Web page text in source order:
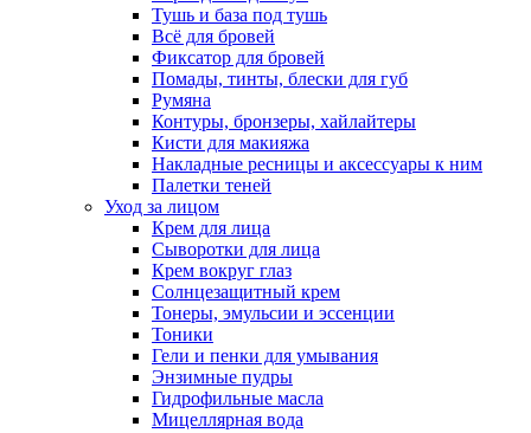
Тушь и база под тушь
Всё для бровей
Фиксатор для бровей
Помады, тинты, блески для губ
Румяна
Контуры, бронзеры, хайлайтеры
Кисти для макияжа
Накладные ресницы и аксессуары к ним
Палетки теней
Уход за лицом
Крем для лица
Сыворотки для лица
Крем вокруг глаз
Солнцезащитный крем
Тонеры, эмульсии и эссенции
Тоники
Гели и пенки для умывания
Энзимные пудры
Гидрофильные масла
Мицеллярная вода